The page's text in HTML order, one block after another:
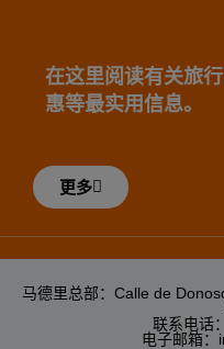
在这里阅读有关旅
惠等最实用信息。
更多
马德里总部：Calle de
联系电话
电子邮箱